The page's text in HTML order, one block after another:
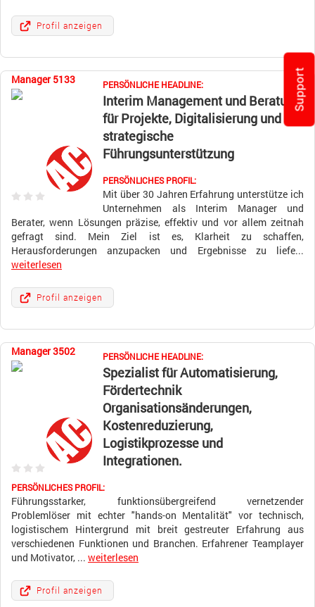
Profil anzeigen
Manager 5133 PERSÖNLICHE HEADLINE:
Interim Management und Beratung
für Projekte, Digitalisierung und
strategische
Führungsunterstützung
PERSÖNLICHES PROFIL:
Mit über 30 Jahren Erfahrung unterstütze ich
Unternehmen als Interim Manager und
Berater, wenn Lösungen präzise, effektiv und vor allem zeitnah
gefragt sind. Mein Ziel ist es, Klarheit zu schaffen,
Herausforderungen anzupacken und Ergebnisse zu liefe...
weiterlesen
Profil anzeigen
Manager 3502 PERSÖNLICHE HEADLINE:
Spezialist für Automatisierung,
Fördertechnik
Organisationsänderungen,
Kostenreduzierung,
Logistikprozesse und
Integrationen.
PERSÖNLICHES PROFIL:
Führungsstarker, funktionsübergreifend vernetzender
Problemlöser mit echter "hands-on Mentalität" vor technisch,
logistischem Hintergrund mit breit gestreuter Erfahrung aus
verschiedenen Funktionen und Branchen. Erfahrener Teamplayer
und Motivator, ... weiterlesen
Profil anzeigen
Support